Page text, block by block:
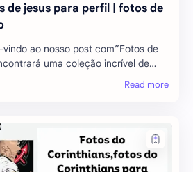
de jesus para perfil | fotos de
ao nosso post com”Fotos de
uma coleção incrível de
Jesus Cristo. Estas fotos são novas